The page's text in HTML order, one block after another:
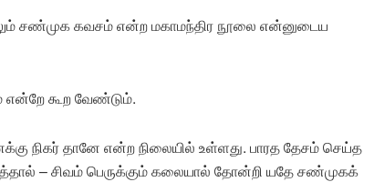
சண்முக கவசம் என்ற மகாமந்திர நூலை என்னுடைய
கூற வேண்டும்.
நிகர் தானே என்ற நிலையில் உள்ளது. பாரத தேசம் செய்த
– சிவம் பெருக்கும் கலையால் தோன்றி யதே சண்முகக்